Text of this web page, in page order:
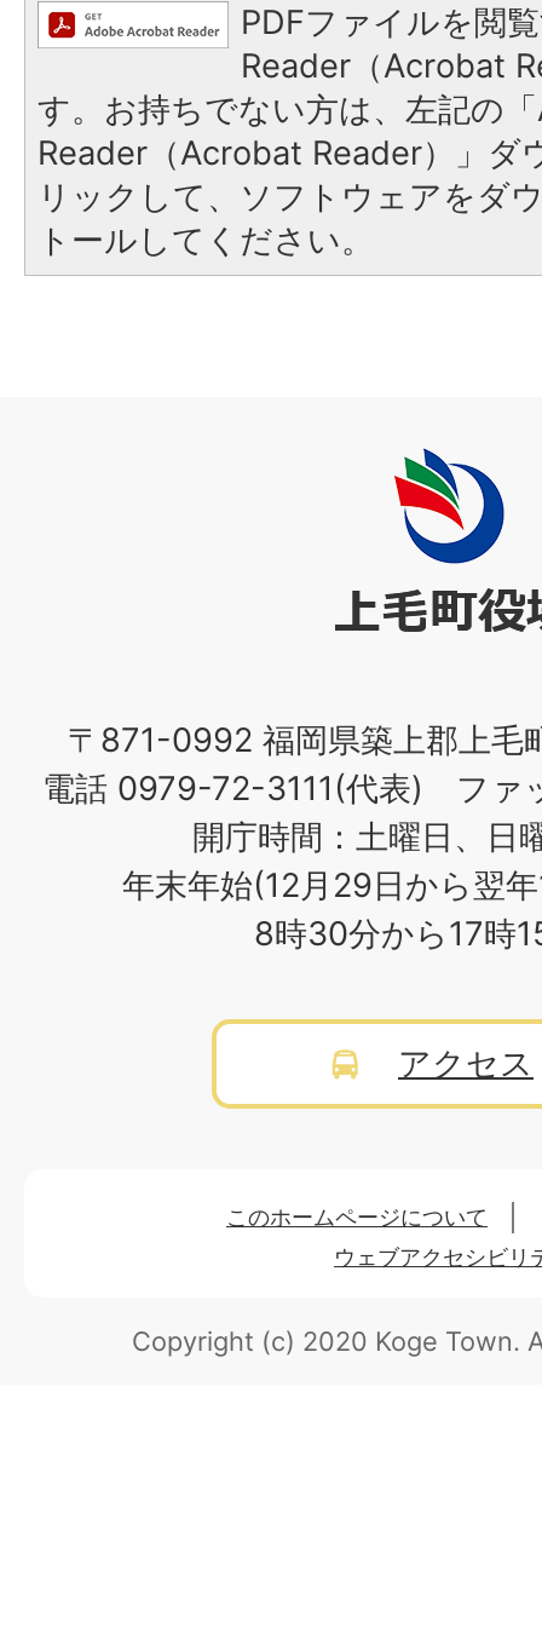
PDFファイルを閲
Reader（Acrobat
す。お持ちでない方は、左記の
Reader（Acrobat Reader）」ダ
リックして、ソフトウェアをダ
トールしてください。
〒871-0992 福岡県築上郡上毛
電話 0979-72-3111(代表) ファ
開庁時間：土曜日、日
年末年始(12月29日から翌
8時30分から17時
アクセス
このホームページについて
ウェブアクセシビリ
Copyright (c) 2020 Koge Town.